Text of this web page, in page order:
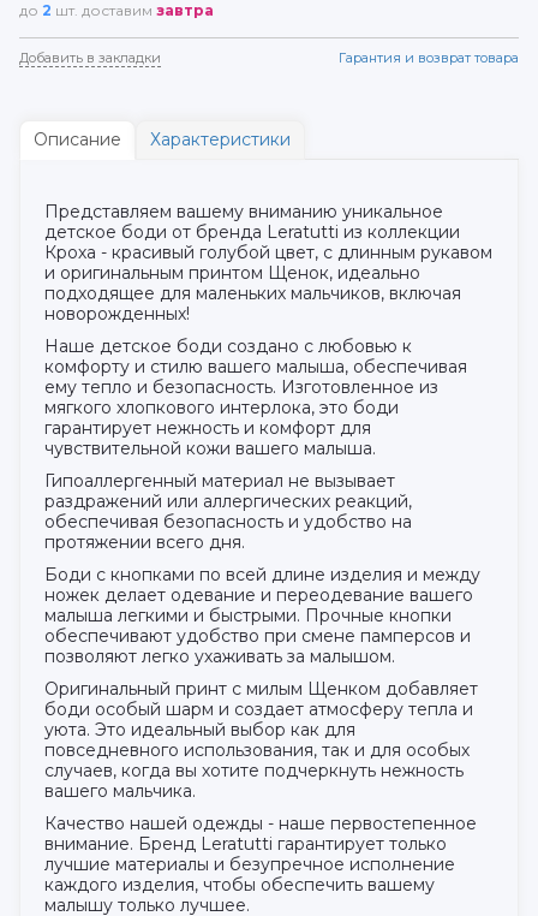
до 2 шт. доставим завтра
Добавить в закладки Гарантия и возврат товара
Описание Характеристики
Представляем вашему вниманию уникальное
детское боди от бренда Leratutti из коллекции
Кроха - красивый голубой цвет, с длинным рукавом
и оригинальным принтом Щенок, идеально
подходящее для маленьких мальчиков, включая
новорожденных!
Наше детское боди создано с любовью к
комфорту и стилю вашего малыша, обеспечивая
ему тепло и безопасность. Изготовленное из
мягкого хлопкового интерлока, это боди
гарантирует нежность и комфорт для
чувствительной кожи вашего малыша.
Гипоаллергенный материал не вызывает
раздражений или аллергических реакций,
обеспечивая безопасность и удобство на
протяжении всего дня.
Боди с кнопками по всей длине изделия и между
ножек делает одевание и переодевание вашего
малыша легкими и быстрыми. Прочные кнопки
обеспечивают удобство при смене памперсов и
позволяют легко ухаживать за малышом.
Оригинальный принт с милым Щенком добавляет
боди особый шарм и создает атмосферу тепла и
уюта. Это идеальный выбор как для
повседневного использования, так и для особых
случаев, когда вы хотите подчеркнуть нежность
вашего мальчика.
Качество нашей одежды - наше первостепенное
внимание. Бренд Leratutti гарантирует только
лучшие материалы и безупречное исполнение
каждого изделия, чтобы обеспечить вашему
малышу только лучшее.